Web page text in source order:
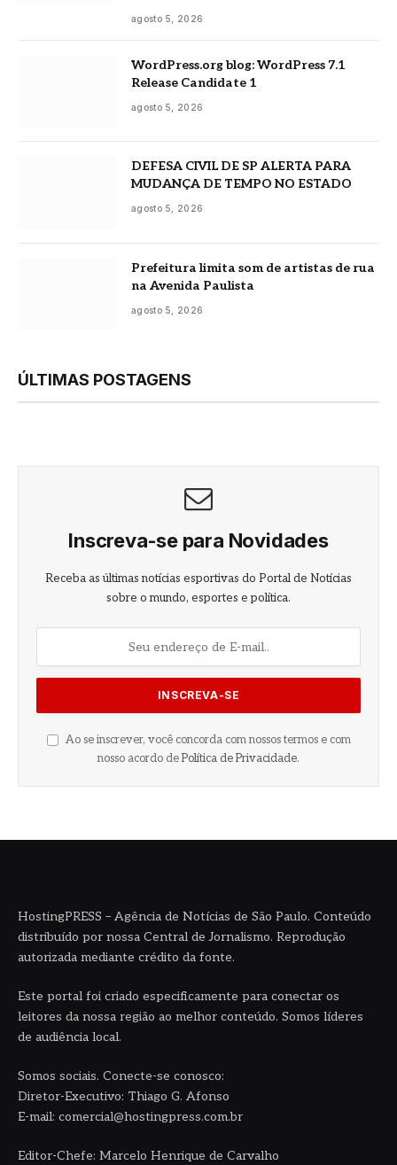
agosto 5, 2026
WordPress.org blog: WordPress 7.1
Release Candidate 1
agosto 5, 2026
DEFESA CIVIL DE SP ALERTA PARA
MUDANÇA DE TEMPO NO ESTADO
agosto 5, 2026
Prefeitura limita som de artistas de rua
na Avenida Paulista
agosto 5, 2026
ÚLTIMAS POSTAGENS
Inscreva-se para Novidades
Receba as últimas notícias esportivas do Portal de Notícias
sobre o mundo, esportes e política.
Ao se inscrever, você concorda com nossos termos e com
nosso acordo de Política de Privacidade.
HostingPRESS – Agência de Notícias de São Paulo. Conteúdo
distribuído por nossa Central de Jornalismo. Reprodução
autorizada mediante crédito da fonte.
Este portal foi criado especificamente para conectar os
leitores da nossa região ao melhor conteúdo. Somos líderes
de audiência local.
Somos sociais. Conecte-se conosco:
Diretor-Executivo: Thiago G. Afonso
E-mail: comercial@hostingpress.com.br
Editor-Chefe: Marcelo Henrique de Carvalho